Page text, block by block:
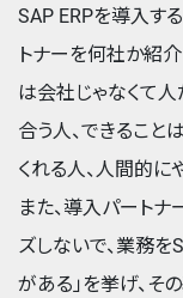
SAP ERPを導入す
トナーを何社か紹
は会社じゃなくて人
合う人、できること
くれる人、人間的に
また、導入パートナ
ズしないで、業務を
がある」を挙げ、そ